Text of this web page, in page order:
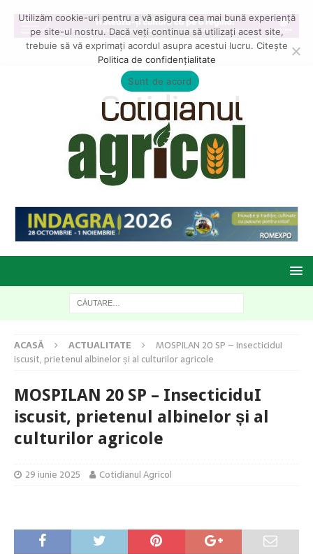
ACASĂ ACTUALITATE
MOSPILAN 20 SP – InsecticiduI
iscusit, prietenul albinelor și al culturilor agricole
MOSPILAN 20 SP – InsecticiduI
iscusit, prietenul albinelor și al
culturilor agricole
29 iunie 2025 Cotidianul Agricol
Utilizăm cookie-uri pentru a vă asigura cea mai bună experiență
pe site-ul nostru. Dacă veți continua să utilizați acest site,
trebuie să vă exprimați acordul asupra acestui lucru. Citește
Politica de confidențialitate
Sunt de acord